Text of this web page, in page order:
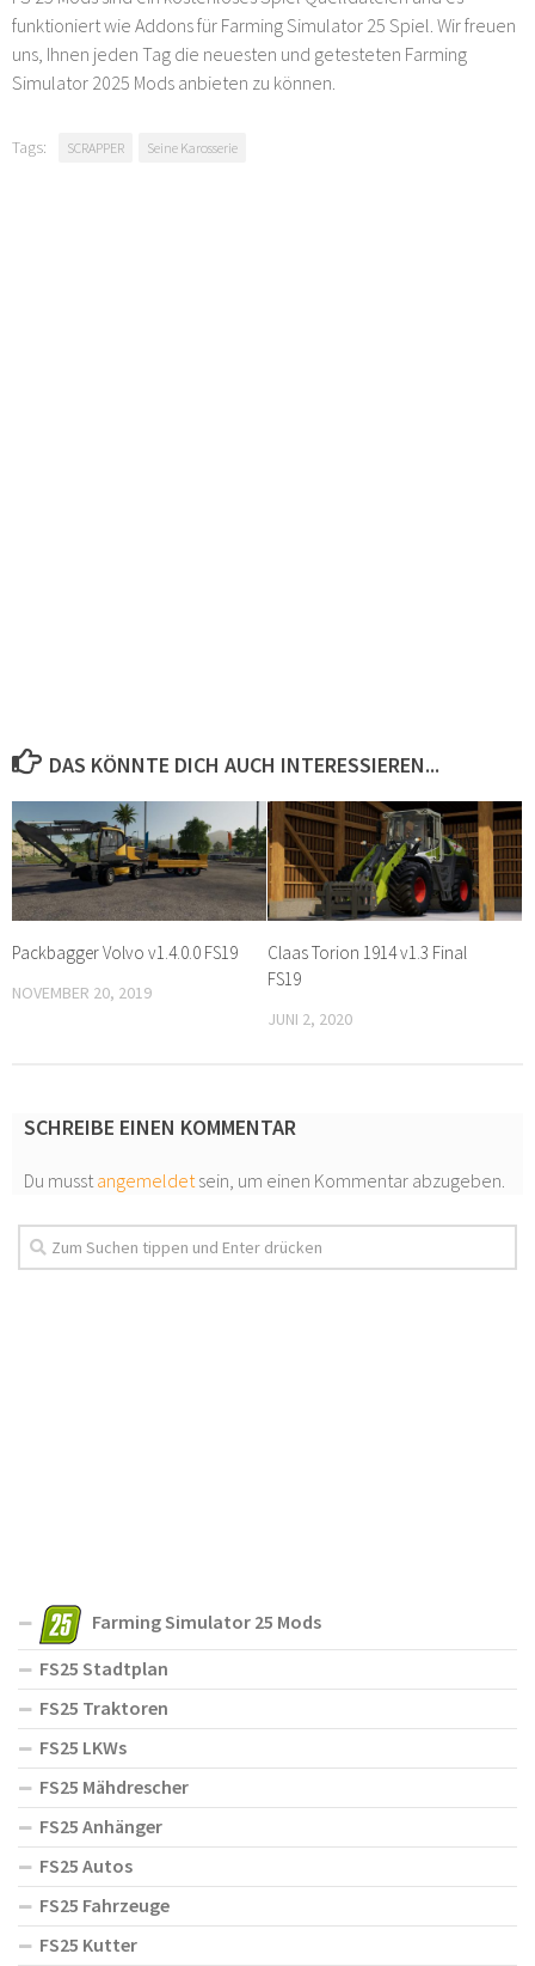
funktioniert wie Addons für Farming Simulator 25 Spiel. Wir freuen
uns, Ihnen jeden Tag die neuesten und getesteten Farming
Simulator 2025 Mods anbieten zu können.
Tags: SCRAPPER Seine Karosserie
DAS KÖNNTE DICH AUCH INTERESSIEREN...
Packbagger Volvo v1.4.0.0 FS19
NOVEMBER 20, 2019
Claas Torion 1914 v1.3 Final
FS19
JUNI 2, 2020
SCHREIBE EINEN KOMMENTAR
Du musst angemeldet sein, um einen Kommentar abzugeben.
Farming Simulator 25 Mods
FS25 Stadtplan
FS25 Traktoren
FS25 LKWs
FS25 Mähdrescher
FS25 Anhänger
FS25 Autos
FS25 Fahrzeuge
FS25 Kutter